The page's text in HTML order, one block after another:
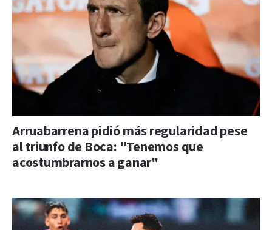
Arruabarrena pidió más regularidad pese
al triunfo de Boca: "Tenemos que
acostumbrarnos a ganar"